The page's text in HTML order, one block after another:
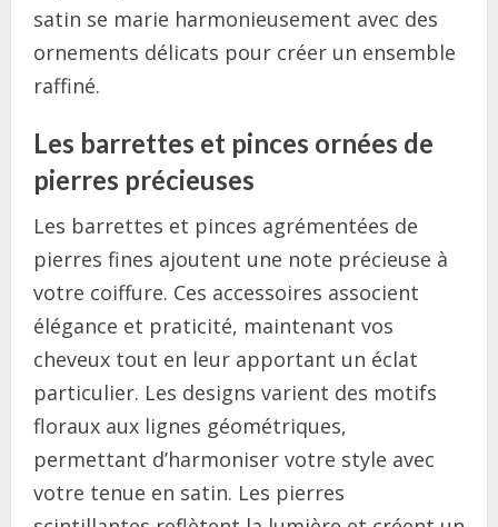
satin se marie harmonieusement avec des
ornements délicats pour créer un ensemble
raffiné.
Les barrettes et pinces ornées de
pierres précieuses
Les barrettes et pinces agrémentées de
pierres fines ajoutent une note précieuse à
votre coiffure. Ces accessoires associent
élégance et praticité, maintenant vos
cheveux tout en leur apportant un éclat
particulier. Les designs varient des motifs
floraux aux lignes géométriques,
permettant d’harmoniser votre style avec
votre tenue en satin. Les pierres